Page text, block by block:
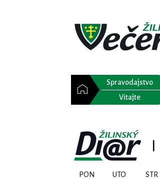
Spravodajstvo
Vitajte
PON UTO STR